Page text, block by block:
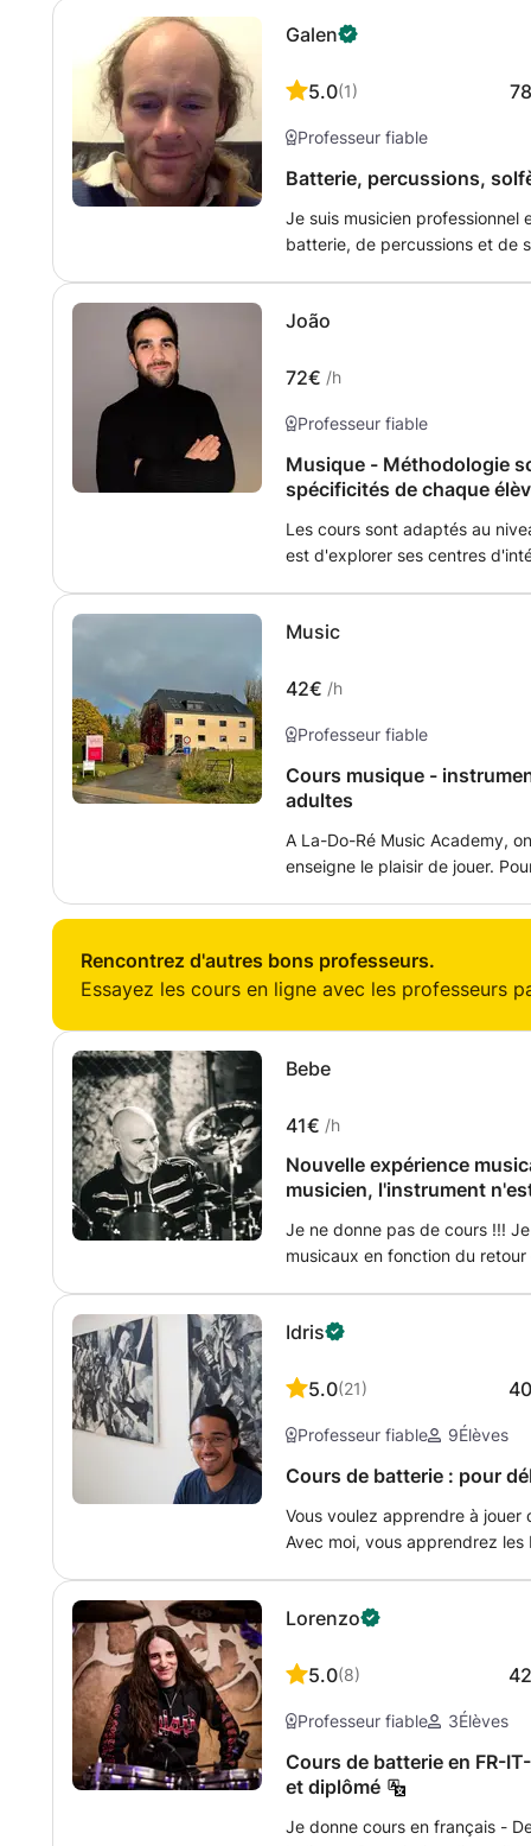
le croit, et j'adore transmettre
notes, à improviser, à jouer
années, en français, en anglais
des enfants de la Park Lane
remporté un concours
Galen
5.0(1)
Professeur fiable
Batterie, percussions,
Je suis musicien
batterie, de percussions et de
bands, groupes de fusion, hip-
passion pour la batterie aux
technique. Je propose
l'arrangement jazz.
João
72€ /h
Professeur fiable
Musique - Méthodologie
spécificités de chaque
Les cours sont adaptés au
est d'explorer ses centres
une optique pratique.
Music
42€ /h
Professeur fiable
Cours musique - instruments -
adultes
A La-Do-Ré Music Academy, on
enseigne le plaisir de jouer.
l'envie de rejouer. C'est pour
différente. Apprendre la
concentration, la joie de
vie.
Rencontrez d'autres bons professeurs.
Essayez les cours en ligne avec les professeurs
Bebe
41€ /h
Nouvelle expérience
musicien, l'instrument
Je ne donne pas de cours !!!
musicaux en fonction du
les âges et toutes les
mon truc.
Idris
5.0(21)
Professeur fiable 9Élèves
Cours de batterie : pour
Vous voulez apprendre à jouer
Avec moi, vous apprendrez
pendant 18 ans, dans
Lorenzo
5.0(8)
Professeur fiable 3Élèves
Cours de batterie en FR-
et diplômé
Je donne cours en français -